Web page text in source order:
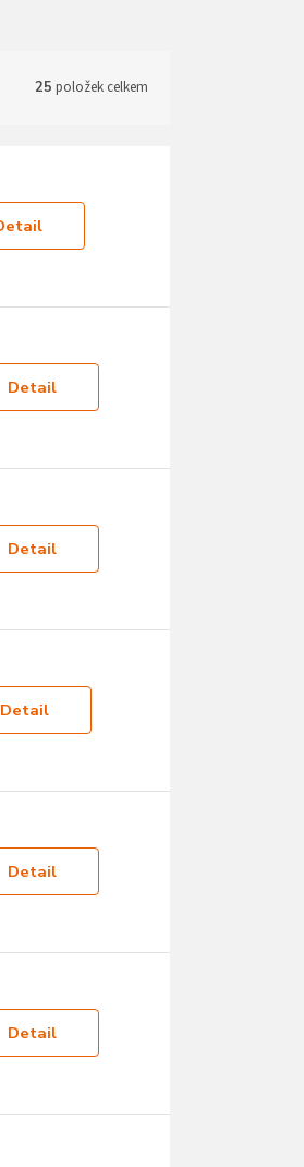
25 položek celkem
Detail
Detail
Detail
Detail
Detail